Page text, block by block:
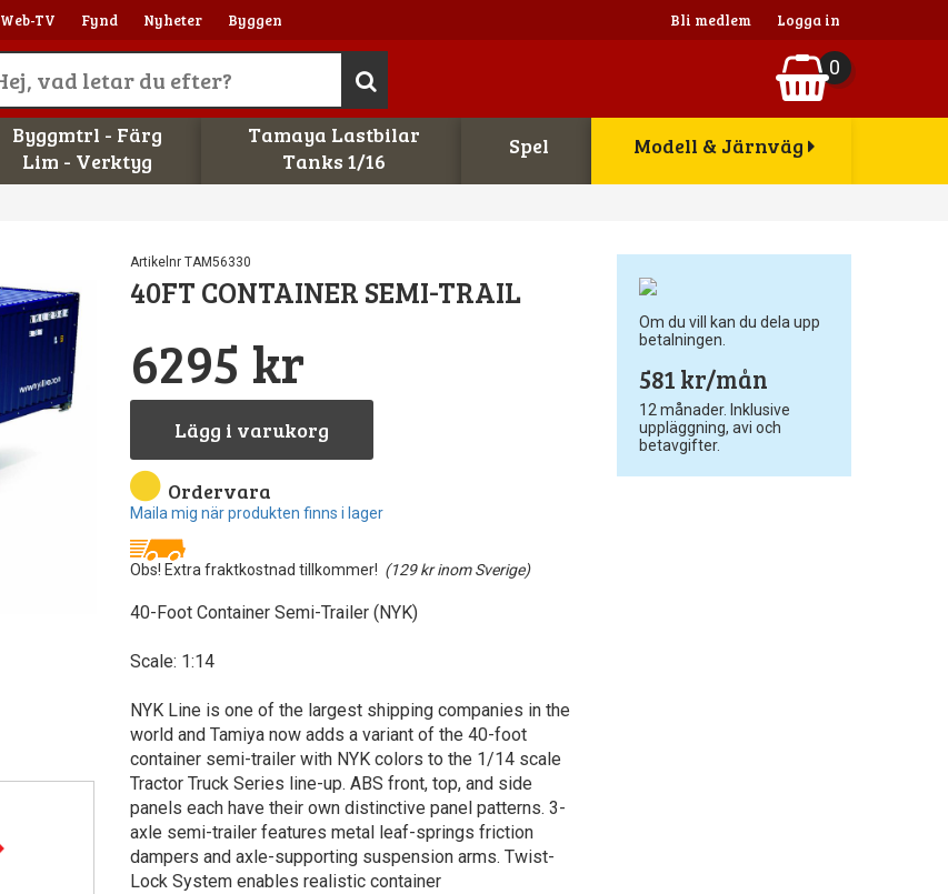
Web-TV Fynd Nyheter Byggen Bli medlem Logga in
0
Byggmtrl - Färg
Lim - Verktyg
Tamaya Lastbilar
Tanks 1/16
Spel Modell & Järnväg
Artikelnr TAM56330
40FT CONTAINER SEMI-TRAIL
6295 kr
Lägg i varukorg
Ordervara
Maila mig när produkten finns i lager
Obs! Extra fraktkostnad tillkommer! (129 kr inom Sverige)
40-Foot Container Semi-Trailer (NYK)
Scale: 1:14
NYK Line is one of the largest shipping companies in the
world and Tamiya now adds a variant of the 40-foot
container semi-trailer with NYK colors to the 1/14 scale
Tractor Truck Series line-up. ABS front, top, and side
panels each have their own distinctive panel patterns. 3-
axle semi-trailer features metal leaf-springs friction
dampers and axle-supporting suspension arms. Twist-
Lock System enables realistic container
Om du vill kan du dela upp
betalningen.
581 kr/mån
12 månader. Inklusive
uppläggning, avi och
betavgifter.